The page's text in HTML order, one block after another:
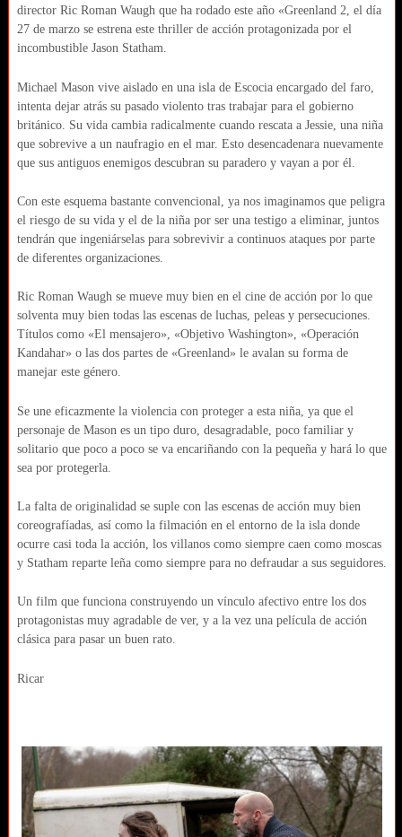
director Ric Roman Waugh que ha rodado este año «Greenland 2, el día
27 de marzo se estrena este thriller de acción protagonizada por el
incombustible Jason Statham.
Michael Mason vive aislado en una isla de Escocia encargado del faro,
intenta dejar atrás su pasado violento tras trabajar para el gobierno
británico. Su vida cambia radicalmente cuando rescata a Jessie, una niña
que sobrevive a un naufragio en el mar. Esto desencadenara nuevamente
que sus antiguos enemigos descubran su paradero y vayan a por él.
Con este esquema bastante convencional, ya nos imaginamos que peligra
el riesgo de su vida y el de la niña por ser una testigo a eliminar, juntos
tendrán que ingeniárselas para sobrevivir a continuos ataques por parte
de diferentes organizaciones.
Ric Roman Waugh se mueve muy bien en el cine de acción por lo que
solventa muy bien todas las escenas de luchas, peleas y persecuciones.
Títulos como «El mensajero», «Objetivo Washington», «Operación
Kandahar» o las dos partes de «Greenland» le avalan su forma de
manejar este género.
Se une eficazmente la violencia con proteger a esta niña, ya que el
personaje de Mason es un tipo duro, desagradable, poco familiar y
solitario que poco a poco se va encariñando con la pequeña y hará lo que
sea por protegerla.
La falta de originalidad se suple con las escenas de acción muy bien
coreografíadas, así como la filmación en el entorno de la isla donde
ocurre casi toda la acción, los villanos como siempre caen como moscas
y Statham reparte leña como siempre para no defraudar a sus seguidores.
Un film que funciona construyendo un vínculo afectivo entre los dos
protagonistas muy agradable de ver, y a la vez una película de acción
clásica para pasar un buen rato.
Ricar